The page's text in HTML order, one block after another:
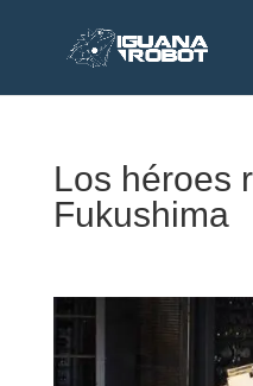
Los héroes
Fukushima